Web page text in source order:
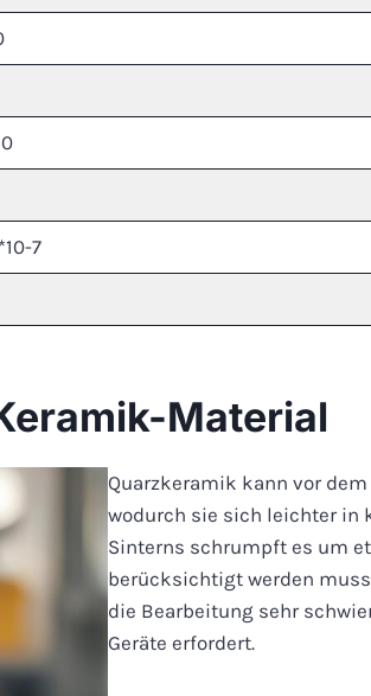
7
Material
Quarzkeramik kann vor
wodurch sie sich leichter in
Sinterns schrumpft es um
berücksichtigt werden
die Bearbeitung sehr
Geräte erfordert.